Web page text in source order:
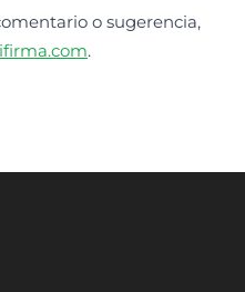
o sugerencia,
.